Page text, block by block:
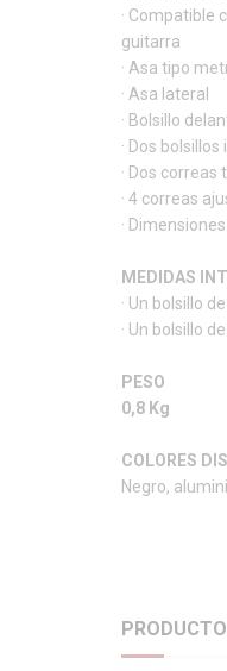
· Compatible
guitarra
· Asa tipo
· Asa lateral
· Bolsillo
· Dos
· Dos correas
· 4 correas
·
MEDIDAS
· Un bolsillo
· Un bolsillo
PESO
0,8 Kg
COLORES
Negro,